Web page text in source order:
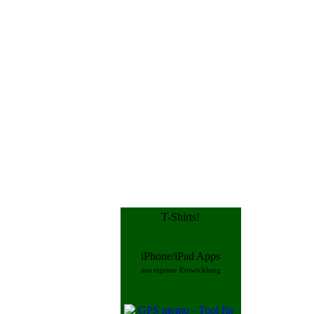
T-Shirts!
iPhone/iPad Apps
aus eigener Entwicklung